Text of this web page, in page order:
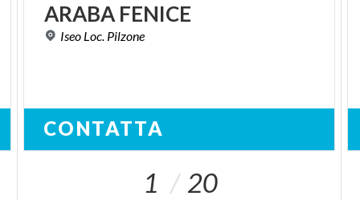
ARABA FENICE
Iseo Loc. Pilzone
CONTATTA
1 20